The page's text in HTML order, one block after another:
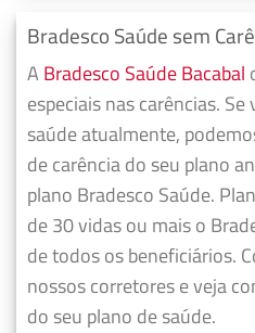
Bradesco Saúde sem
A Bradesco Saúde Bacabal
especiais nas carências.
saúde atualmente,
de carência do seu plano
plano Bradesco Saúde.
de 30 vidas ou mais o
de todos os beneficiários.
nossos corretores e veja
do seu plano de saúde.